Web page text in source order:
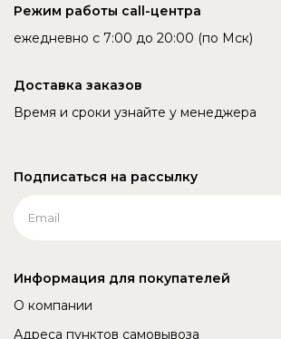
Режим работы call-центра
ежедневно с 7:00 до 20:00 (по Мск)
Доставка заказов
Время и сроки узнайте у менеджера
Подписаться на рассылку
Информация для покупателей
О компании
Адреса пунктов самовывоза